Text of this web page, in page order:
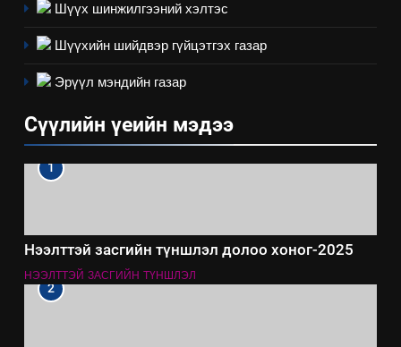
Шүүх шинжилгээний хэлтэс
Шүүхийн шийдвэр гүйцэтгэх газар
Эрүүл мэндийн газар
Сүүлийн үеийн мэдээ
1
Нээлттэй засгийн түншлэл долоо хоног-2025
НЭЭЛТТЭЙ ЗАСГИЙН ТҮНШЛЭЛ
2